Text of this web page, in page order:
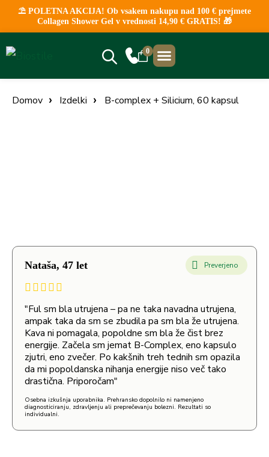
⛱️ POLETNA AKCIJA! Ob vsakem nakupu nad 100 € prejmete
Collagen Shower Gel v vrednosti 14,90 € GRATIS! 🎁
0
Domov Izdelki B-complex + Silicium, 60 kapsul
Nataša, 47 let Preverjeno
"Ful sm bla utrujena – pa ne taka navadna utrujena,
ampak taka da sm se zbudila pa sm bla že utrujena.
Kava ni pomagala, popoldne sm bla že čist brez
energije. Začela sm jemat B-Complex, eno kapsulo
zjutri, eno zvečer. Po kakšnih treh tednih sm opazila
da mi popoldanska nihanja energije niso več tako
drastična. Priporočam"
Osebna izkušnja uporabnika. Prehransko dopolnilo ni namenjeno
diagnosticiranju, zdravljenju ali preprečevanju bolezni. Rezultati so
individualni.